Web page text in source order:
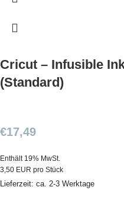
Cricut – Infusible
(Standard)
€17,49
Enthält 19% MwSt.
3,50 EUR pro Stück
Lieferzeit: ca. 2-3 Werktage